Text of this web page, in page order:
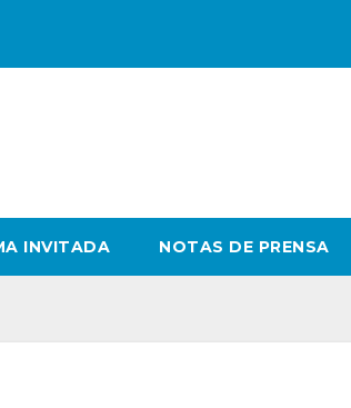
INVITADA NOTAS DE PRENSA